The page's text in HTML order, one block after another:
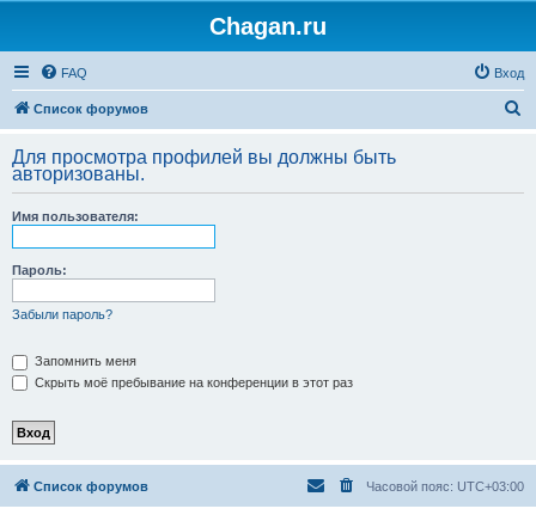
Chagan.ru
FAQ Вход
Список форумов
с
Для просмотра профилей вы должны быть
авторизованы.
Имя пользователя:
Пароль:
Забыли пароль?
Запомнить меня
Скрыть моё пребывание на конференции в этот раз
Список форумов Часовой пояс: UTC+03:00